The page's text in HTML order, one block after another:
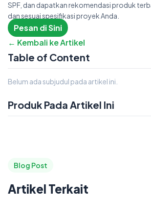
SPF, dan dapatkan rekomendasi produk
dan sesuai spesifikasi proyek Anda.
Pesan di Sini
← Kembali ke Artikel
Table of Content
Belum ada subjudul pada artikel ini.
Produk Pada Artikel Ini
Blog Post
Artikel Terkait